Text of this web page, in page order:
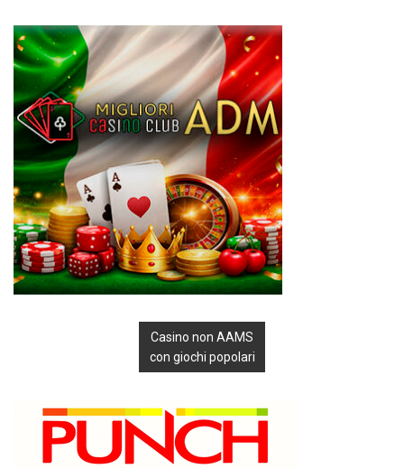
Casino non AAMS
con giochi popolari